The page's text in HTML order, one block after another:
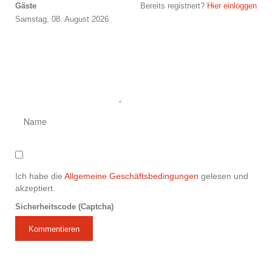
Bereits registriert? Hier einloggen
Gäste
Samstag, 08. August 2026
Ich habe die Allgemeine Geschäftsbedingungen gelesen und
akzeptiert.
Sicherheitscode (Captcha)
Kommentieren